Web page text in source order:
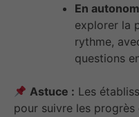
En
explorer la
rythme,
questions
Astuce : Les
pour suivre les